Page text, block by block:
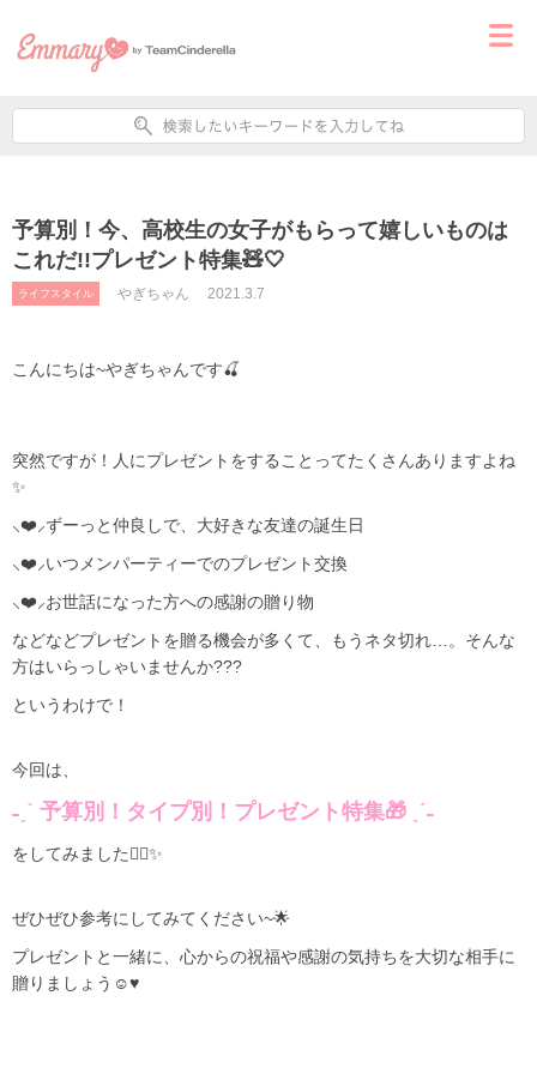
予算別！今、高校生の女子がもらって嬉しいものは
これだ!!プレゼント特集🧸🤍
ライフスタイル やぎちゃん 2021.3.7
こんにちは~やぎちゃんです🍒
突然ですが！人にプレゼントをすることってたくさんありますよね
✨
⸜❤️⸝‍ずーっと仲良しで、大好きな友達の誕生日
⸜❤️⸝‍いつメンパーティーでのプレゼント交換
⸜❤️⸝‍お世話になった方への感謝の贈り物
などなどプレゼントを贈る機会が多くて、もうネタ切れ…。そんな
方はいらっしゃいませんか???
というわけで！
今回は、
˗ˏˋ 予算別！タイプ別！プレゼント特集🎁 ˎˊ˗
をしてみました✊🏻✨
ぜひぜひ参考にしてみてください~🌟
プレゼントと一緒に、心からの祝福や感謝の気持ちを大切な相手に
贈りましょう☺️♥️